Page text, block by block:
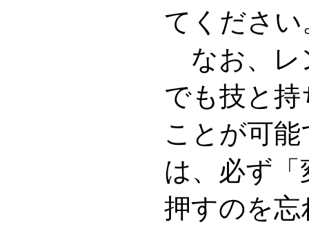
てください
なお、レ
でも技と
ことが可
は、必ず
押すのを